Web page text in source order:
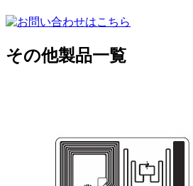
その他製品一覧